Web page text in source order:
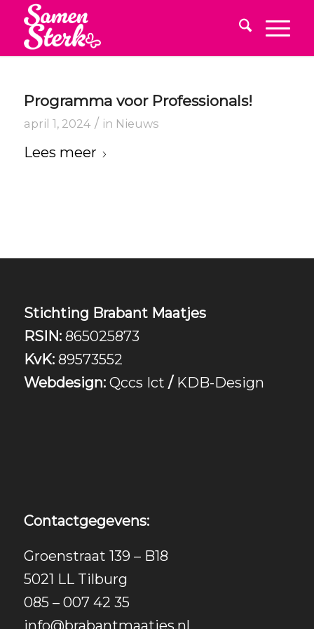
Programma voor Professionals!
april 1, 2024 / in Nieuws
Lees meer
Stichting Brabant Maatjes
RSIN:865025873
KvK:89573552
Webdesign: Qccs Ict / KDB-Design
Contactgegevens:
Groenstraat 139 – B18
5021 LL Tilburg
085 – 007 42 35
info@brabantmaatjes.nl